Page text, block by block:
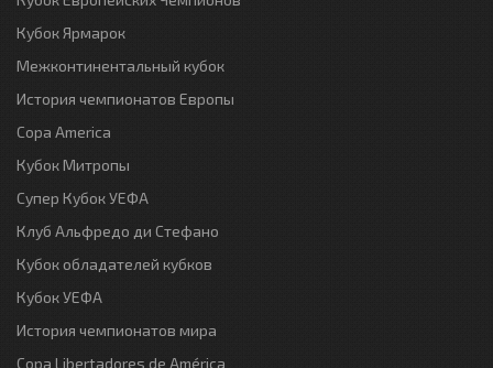
Кубок Ярмарок
Межконтинентальный кубок
История чемпионатов Европы
Copa America
Кубок Митропы
Супер Кубок УЕФА
Клуб Альфредо ди Стефано
Кубок обладателей кубков
Кубок УЕФА
История чемпионатов мира
Copa Libertadores de América